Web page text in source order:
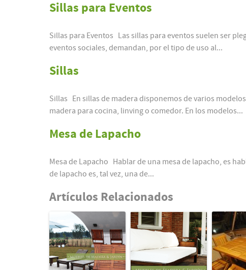
Sillas para Eventos
Sillas para Eventos Las sillas para eventos suelen ser
eventos sociales, demandan, por el tipo de uso al...
Sillas
Sillas En sillas de madera disponemos de varios
madera para cocina, linving o comedor. En los modelos...
Mesa de Lapacho
Mesa de Lapacho Hablar de una mesa de lapacho, es
de lapacho es, tal vez, una de...
Artículos Relacionados